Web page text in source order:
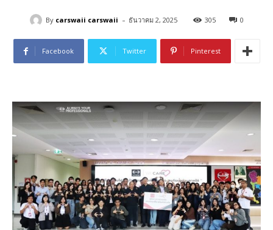
By carswaii carswaii - ธันวาคม 2, 2025 305 0
Facebook Twitter Pinterest